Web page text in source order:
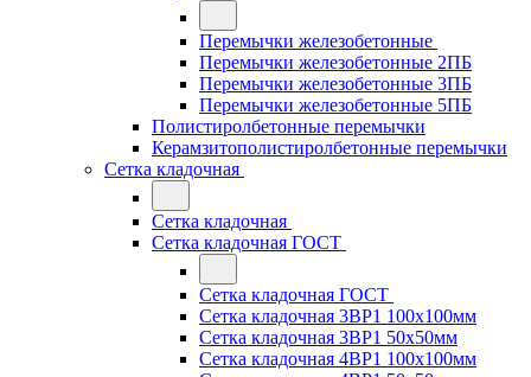
Перемычки железобетонные
Перемычки железобетонные 2ПБ
Перемычки железобетонные 3ПБ
Перемычки железобетонные 5ПБ
Полистиролбетонные перемычки
Керамзитополистиролбетонные перемычки
Сетка кладочная
Сетка кладочная
Сетка кладочная ГОСТ
Сетка кладочная ГОСТ
Сетка кладочная 3ВР1 100x100мм
Сетка кладочная 3ВР1 50x50мм
Сетка кладочная 4ВР1 100x100мм